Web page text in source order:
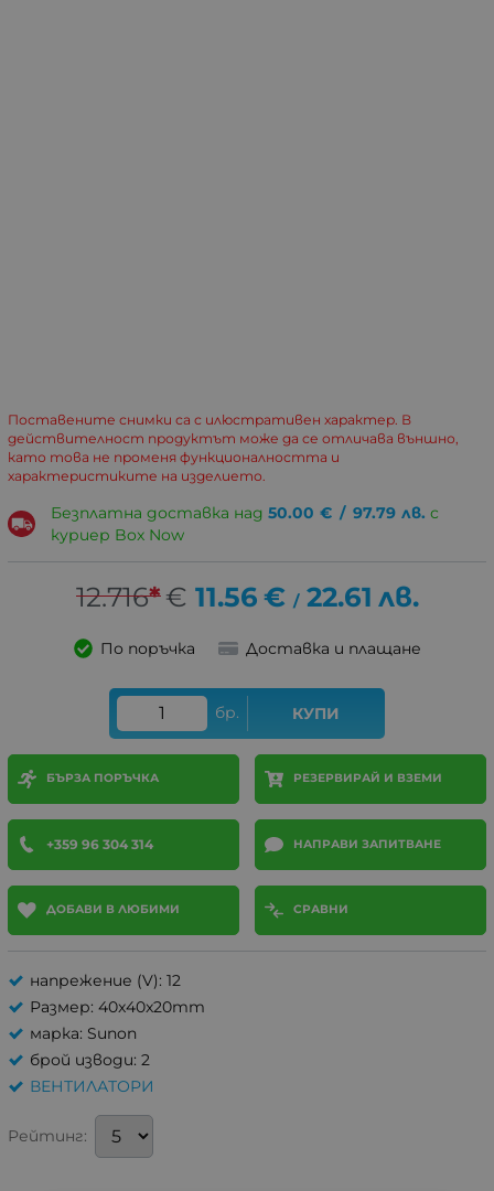
Поставените снимки са с илюстративен характер. В
действителност продуктът може да се отличава външно,
като това не променя функционалността и
характеристиките на изделието.
Безплатна доставка над 50.00 € / 97.79 лв. с
куриер Box Now
12.716*€ 11.56 € / 22.61 лв.
По поръчка Доставка и плащане
бр. КУПИ
БЪРЗА ПОРЪЧКА РЕЗЕРВИРАЙ И ВЗЕМИ
+359 96 304 314 НАПРАВИ ЗАПИТВАНЕ
ДОБАВИ В ЛЮБИМИ СРАВНИ
напрежение (V): 12
Размер: 40x40x20mm
марка: Sunon
брой изводи: 2
ВЕНТИЛАТОРИ
Рейтинг: